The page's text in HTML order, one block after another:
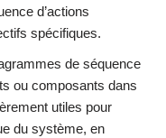
d’actions
spécifiques.
de séquence
ou composants dans
utiles pour
du système, en